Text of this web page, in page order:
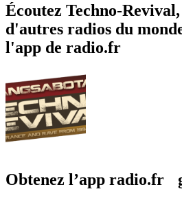
Écoutez Techno-
d'autres radios du
l'app de radio.fr
Obtenez l’app radio.fr